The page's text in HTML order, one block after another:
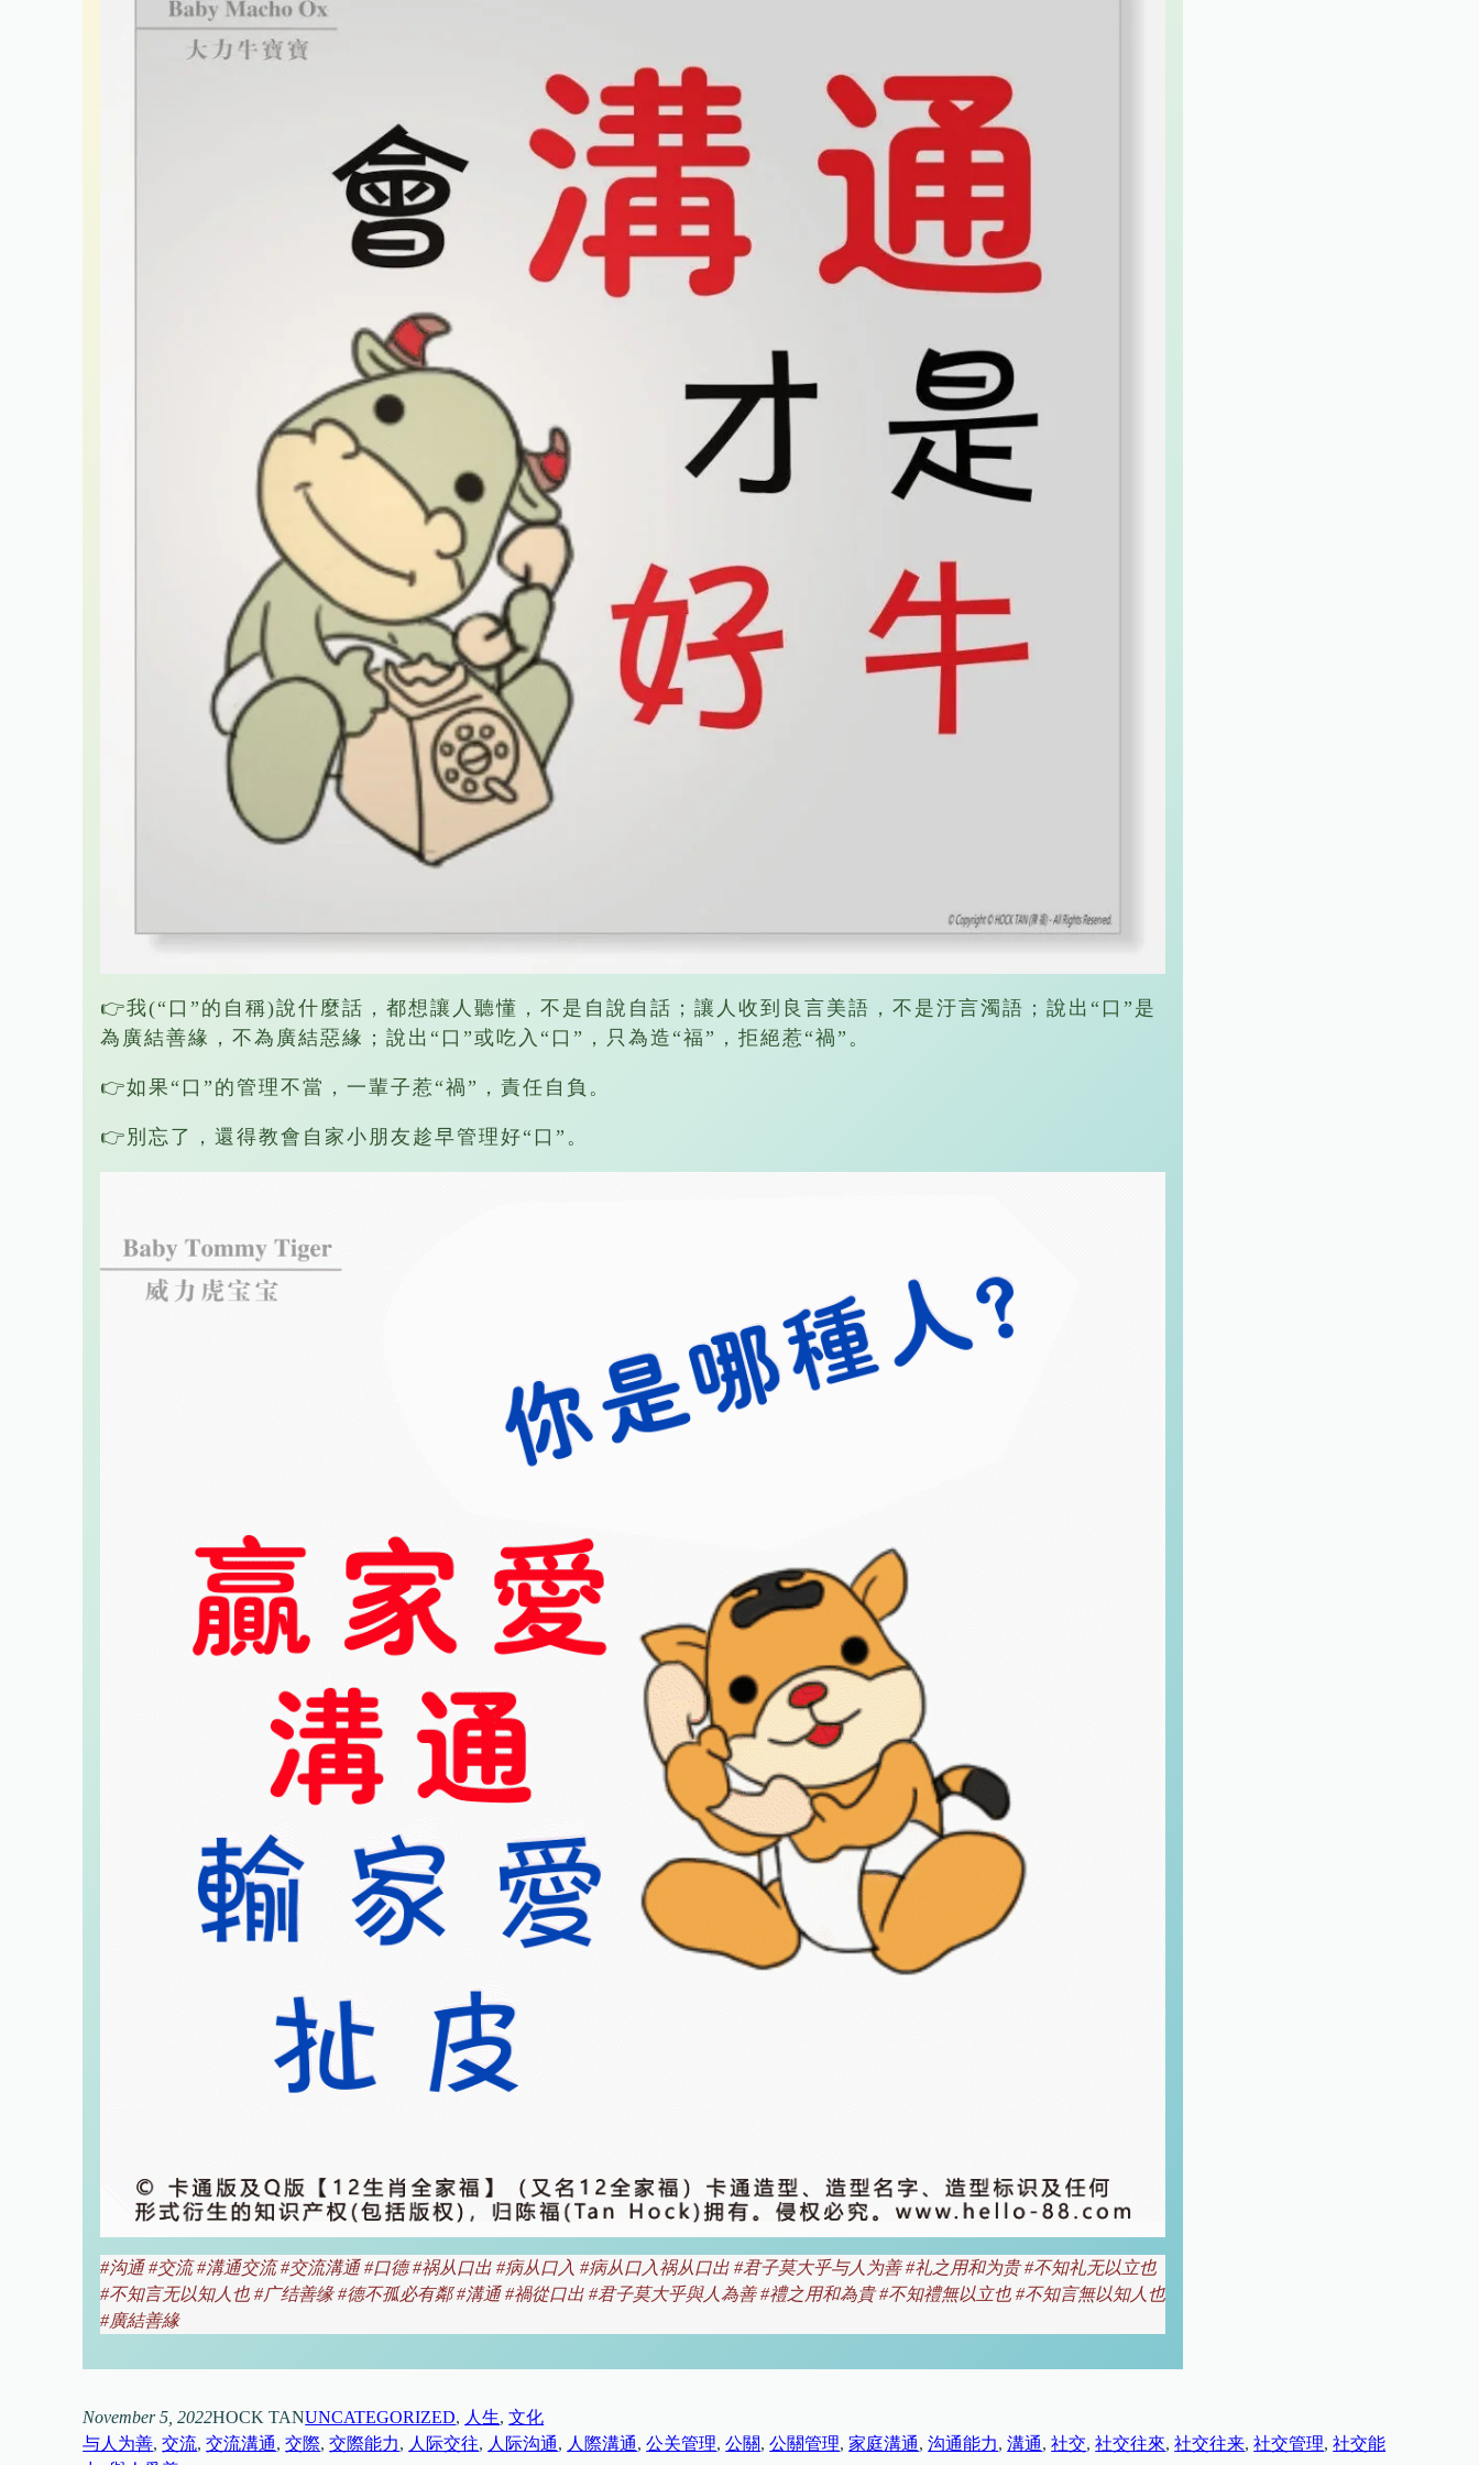
👉我(“口”的自稱)說什麼話，都想讓人聽懂，不是自說自話；讓人收到良言美語，不是汙言濁語；說出“口”是
為廣結善緣，不為廣結惡緣；說出“口”或吃入“口”，只為造“福”，拒絕惹“禍”。
👉如果“口”的管理不當，一輩子惹“禍”，責任自負。
👉別忘了，還得教會自家小朋友趁早管理好“口”。
#沟通 #交流 #溝通交流 #交流溝通 #口德 #祸从口出 #病从口入 #病从口入祸从口出 #君子莫大乎与人为善 #礼之用和为贵 #不知礼无以立也
#不知言无以知人也 #广结善缘 #德不孤必有鄰 #溝通 #禍從口出 #君子莫大乎與人為善 #禮之用和為貴 #不知禮無以立也 #不知言無以知人也
#廣結善緣
November 5, 2022HOCK TANUNCATEGORIZED, 人生, 文化
与人为善, 交流, 交流溝通, 交際, 交際能力, 人际交往, 人际沟通, 人際溝通, 公关管理, 公關, 公關管理, 家庭溝通, 沟通能力, 溝通, 社交, 社交往來, 社交往来, 社交管理, 社交能